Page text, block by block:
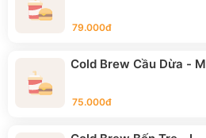
79.000đ
Cold Brew Cầu Dừa - M
75.000đ